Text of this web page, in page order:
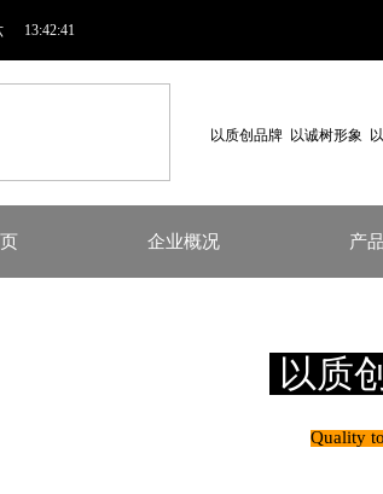
13:42:41
以质创品牌 以诚树形象
企业概况 产
以质
Quality